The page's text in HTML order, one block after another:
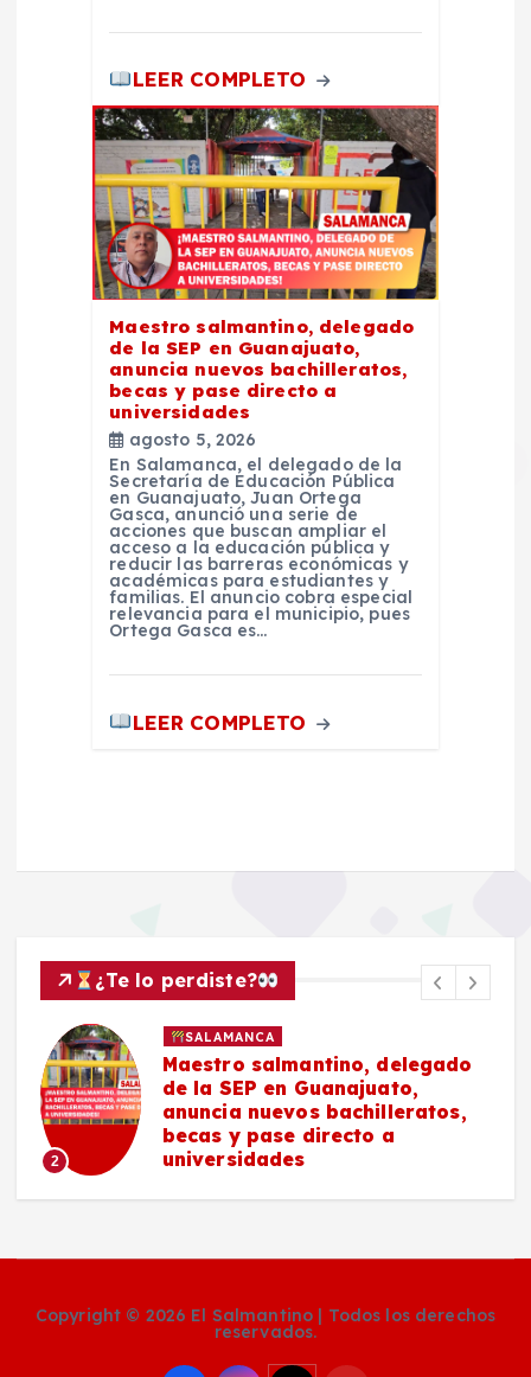
LEER COMPLETO
Maestro salmantino, delegado
de la SEP en Guanajuato,
anuncia nuevos bachilleratos,
becas y pase directo a
universidades
agosto 5, 2026
En Salamanca, el delegado de la
Secretaría de Educación Pública
en Guanajuato, Juan Ortega
Gasca, anunció una serie de
acciones que buscan ampliar el
acceso a la educación pública y
reducir las barreras económicas y
académicas para estudiantes y
familias. El anuncio cobra especial
relevancia para el municipio, pues
Ortega Gasca es…
LEER COMPLETO
¿Te lo perdiste?
2
SALAMANCA
Maestro salmantino, delegado
de la SEP en Guanajuato,
anuncia nuevos bachilleratos,
becas y pase directo a
universidades
Copyright © 2026 El Salmantino | Todos los derechos
reservados.